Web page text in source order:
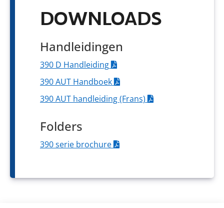
DOWNLOADS
Handleidingen
390 D Handleiding
390 AUT Handboek
390 AUT handleiding (Frans)
Folders
390 serie brochure